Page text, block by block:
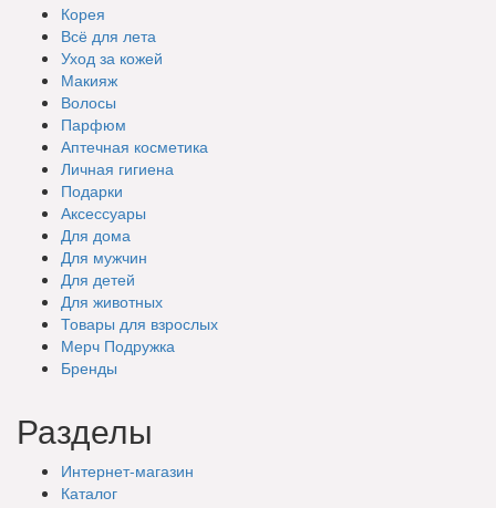
Корея
Всё для лета
Уход за кожей
Макияж
Волосы
Парфюм
Аптечная косметика
Личная гигиена
Подарки
Аксессуары
Для дома
Для мужчин
Для детей
Для животных
Товары для взрослых
Мерч Подружка
Бренды
Разделы
Интернет-магазин
Каталог